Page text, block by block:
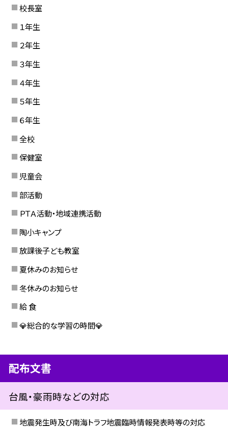
校長室
１年生
２年生
３年生
４年生
５年生
６年生
全校
保健室
児童会
部活動
ＰＴＡ活動・地域連携活動
陶小キャンプ
放課後子ども教室
夏休みのお知らせ
冬休みのお知らせ
給 食
💎総合的な学習の時間💎
配布文書
台風・豪雨時などの対応
地震発生時及び南海トラフ地震臨時情報発表時等の対応